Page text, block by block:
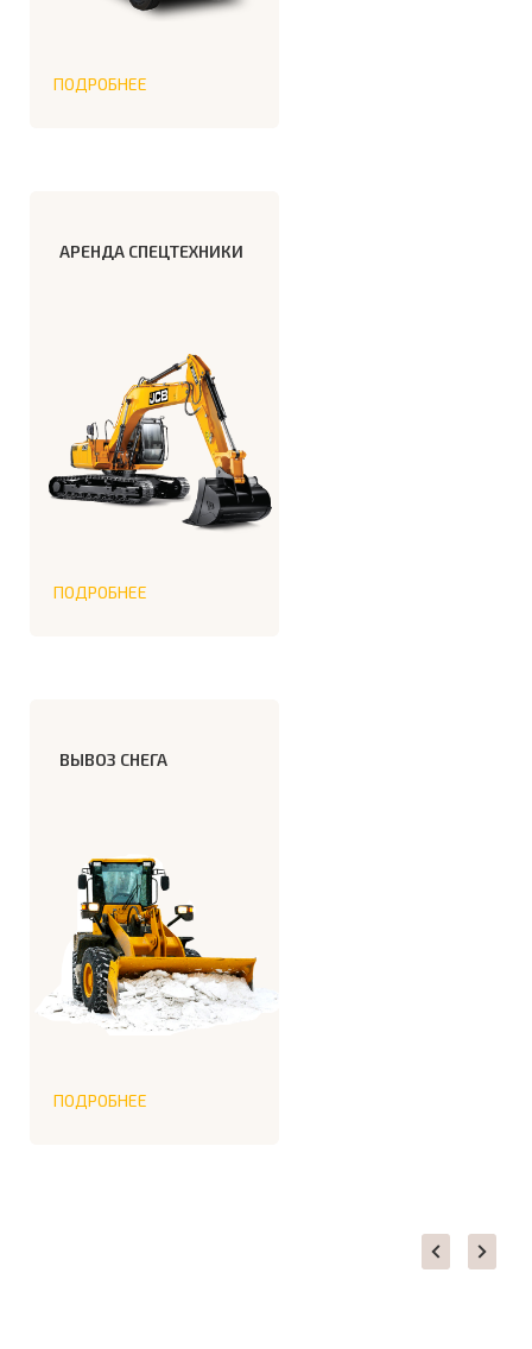
ПОДРОБНЕЕ
АРЕНДА СПЕЦТЕХНИКИ
ПОДРОБНЕЕ
ВЫВОЗ СНЕГА
ПОДРОБНЕЕ